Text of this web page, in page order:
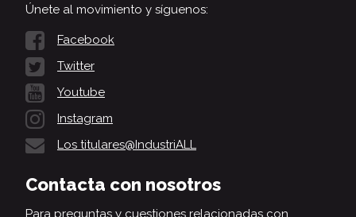
Únete al movimiento y síguenos:
Facebook
Twitter
Youtube
Instagram
Los titulares@IndustriALL
Contacta con nosotros
Para preguntas y cuestiones relacionadas con